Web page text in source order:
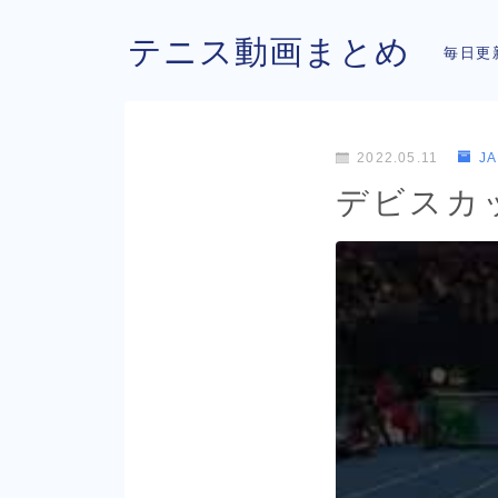
テニス動画まとめ 毎日更
2022.05.11
デビス